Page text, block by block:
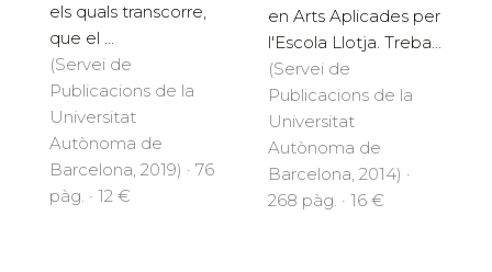
els quals transcorre,
que el ...
(Servei de
Publicacions de la
Universitat
Autònoma de
Barcelona, 2019) · 76
pàg. · 12 €
en Arts Aplicades per
l'Escola Llotja. Treba...
(Servei de
Publicacions de la
Universitat
Autònoma de
Barcelona, 2014) ·
268 pàg. · 16 €